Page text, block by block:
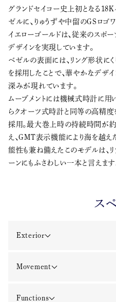
グランドセイコー史上初となる
ゼルに、りゅうずや中留のGSロゴ
イエローゴールドは、従来のスポ
デザインを実現しています。
ベゼルの表面には、リング形状に
を採用したことで、華やかなデザ
深みが現れています。
ムーブメントには機械式時計に用
らクオーツ式時計と同等の高精度
採用。最大巻上時の持続時間が約
え、GMT表示機能により海を越
能性も兼ね備えたこのモデルは、
ーンにもふさわしい一本と言えます
ス
Exterior
Movement
Functions